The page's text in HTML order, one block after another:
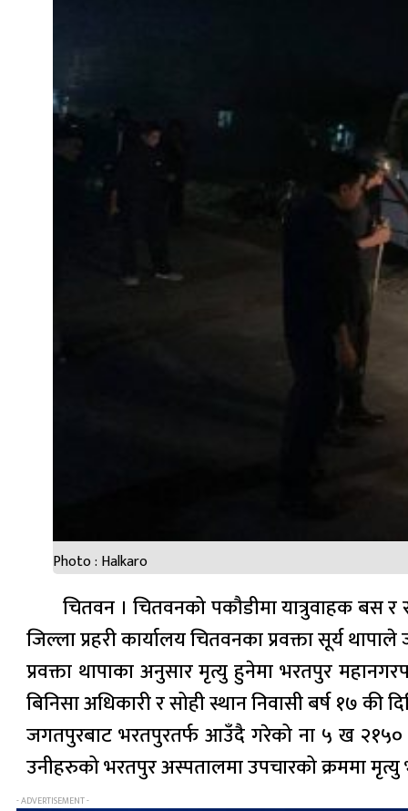
Photo : Halkaro
चितवन । चितवनको पकौडीमा यात्रुवाहक बस
जिल्ला प्रहरी कार्यालय चितवनका प्रवक्ता सूर्य थापाले
प्रवक्ता थापाका अनुसार मृत्यु हुनेमा भरतपुर
बिनिसा अधिकारी र सोही स्थान निवासी बर्ष १७ की
जगतपुरबाट भरतपुरतर्फ आउँदै गरेको ना ५ ख
उनीहरुको भरतपुर अस्पतालमा उपचारको क्रममा
- ADVERTISEMENT -